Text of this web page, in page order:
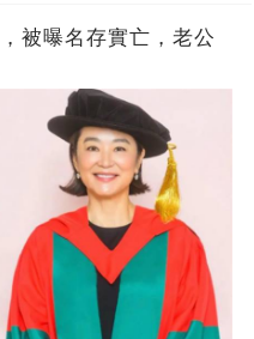
被曝名存實亡，老公